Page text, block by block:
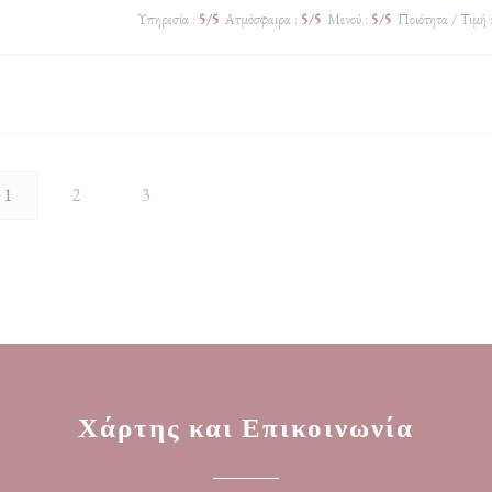
Υπηρεσία: 5/5 Ατμόσφαιρα: 5/5 Μενού: 5/5 Ποιότητα / Τιμή :
1 2 3
Χάρτης και Επικοινωνία